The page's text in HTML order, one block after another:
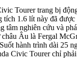
Tourer trang bị
tích 1.6 lít này đã được
tâm nghiên cứu và
Âu là Fergal
hành trình dài 25
Civic Tourer chỉ